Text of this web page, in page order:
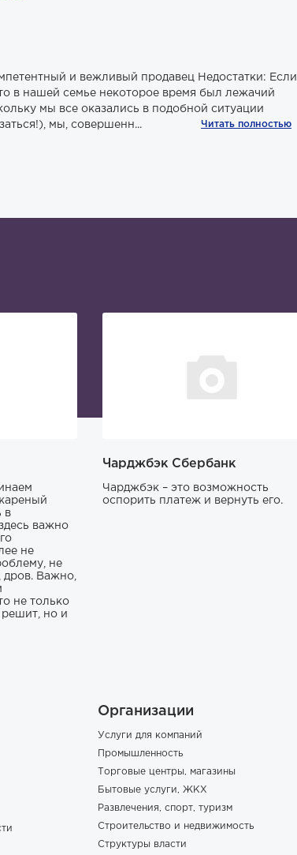
и вежливый продавец Недостатки: Если
в нашей семье некоторое время был лежачий
мы все оказались в подобной ситуации
мы, совершенн...
Читать полностью
в
важно
не
не
дров. Важно,
не только
но и
Чарджбэк Сбербанк
Чарджбэк – это возможность
оспорить платеж и вернуть его.
Организации
Услуги для компаний
Промышленность
Торговые центры, магазины
Бытовые услуги, ЖКХ
Развлечения, спорт, туризм
Строительство и недвижимость
Структуры власти